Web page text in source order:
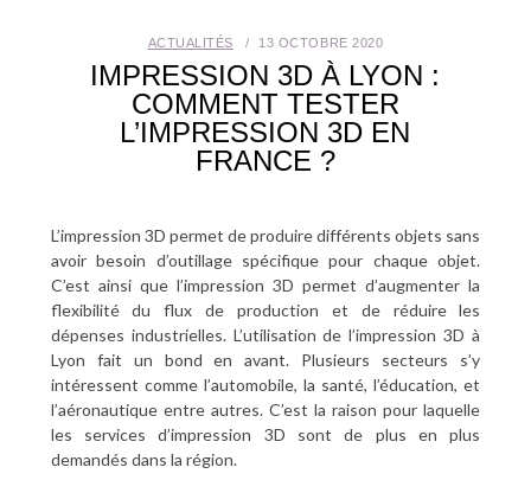
ACTUALITÉS 13 OCTOBRE 2020
IMPRESSION 3D À LYON :
COMMENT TESTER
L’IMPRESSION 3D EN
FRANCE ?
L’impression 3D permet de produire différents objets sans
avoir besoin d’outillage spécifique pour chaque objet.
C’est ainsi que l’impression 3D permet d’augmenter la
flexibilité du flux de production et de réduire les
dépenses industrielles. L’utilisation de l’impression 3D à
Lyon fait un bond en avant. Plusieurs secteurs s’y
intéressent comme l’automobile, la santé, l’éducation, et
l’aéronautique entre autres. C’est la raison pour laquelle
les services d’impression 3D sont de plus en plus
demandés dans la région.